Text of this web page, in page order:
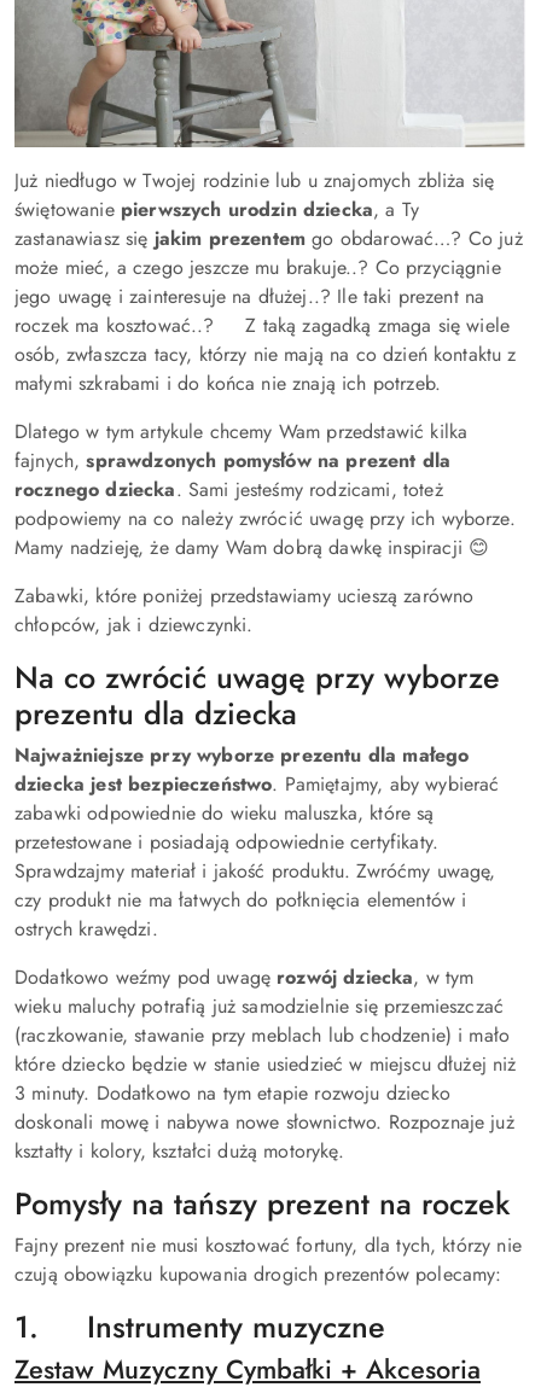
Już niedługo w Twojej rodzinie lub u znajomych zbliża się
świętowanie pierwszych urodzin dziecka, a Ty
zastanawiasz się jakim prezentem go obdarować…? Co już
może mieć, a czego jeszcze mu brakuje..? Co przyciągnie
jego uwagę i zainteresuje na dłużej..? Ile taki prezent na
roczek ma kosztować..? Z taką zagadką zmaga się wiele
osób, zwłaszcza tacy, którzy nie mają na co dzień kontaktu z
małymi szkrabami i do końca nie znają ich potrzeb.
Dlatego w tym artykule chcemy Wam przedstawić kilka
fajnych,sprawdzonych pomysłów na prezent dla
rocznego dziecka. Sami jesteśmy rodzicami, toteż
podpowiemy na co należy zwrócić uwagę przy ich wyborze.
Mamy nadzieję, że damy Wam dobrą dawkę inspiracji 😊
Zabawki, które poniżej przedstawiamy ucieszą zarówno
chłopców, jak i dziewczynki.
Na co zwrócić uwagę przy wyborze
prezentu dla dziecka
Najważniejsze przy wyborze prezentu dla małego
dziecka jest bezpieczeństwo. Pamiętajmy, aby wybierać
zabawki odpowiednie do wieku maluszka, które są
przetestowane i posiadają odpowiednie certyfikaty.
Sprawdzajmy materiał i jakość produktu. Zwróćmy uwagę,
czy produkt nie ma łatwych do połknięcia elementów i
ostrych krawędzi.
Dodatkowo weźmy pod uwagę rozwój dziecka, w tym
wieku maluchy potrafią już samodzielnie się przemieszczać
(raczkowanie, stawanie przy meblach lub chodzenie) i mało
które dziecko będzie w stanie usiedzieć w miejscu dłużej niż
3 minuty. Dodatkowo na tym etapie rozwoju dziecko
doskonali mowę i nabywa nowe słownictwo. Rozpoznaje już
kształty i kolory, kształci dużą motorykę.
Pomysły na tańszy prezent na roczek
Fajny prezent nie musi kosztować fortuny, dla tych, którzy nie
czują obowiązku kupowania drogich prezentów polecamy:
1. Instrumenty muzyczne
Zestaw Muzyczny Cymbałki + Akcesoria